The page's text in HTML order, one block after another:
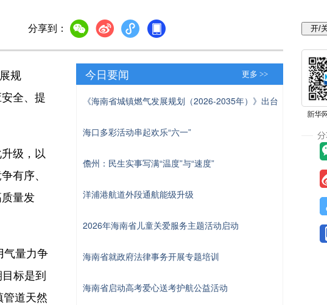
分享到：
规
全、提
级，以
有序、
量发
量力争
标是到
道天然
今日要闻 更多 >>
《海南省城镇燃气发展规划（2026-2035年）》出台
海口多彩活动串起欢乐“六一”
儋州：民生实事写满“温度”与“速度”
洋浦港航道外段通航能级升级
2026年海南省儿童关爱服务主题活动启动
海南省就政府法律事务开展专题培训
海南省启动高考爱心送考护航公益活动